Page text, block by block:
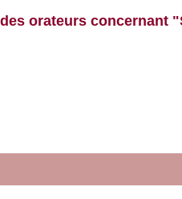
orateurs concernant